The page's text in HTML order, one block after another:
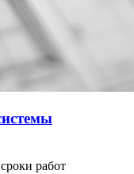
работ